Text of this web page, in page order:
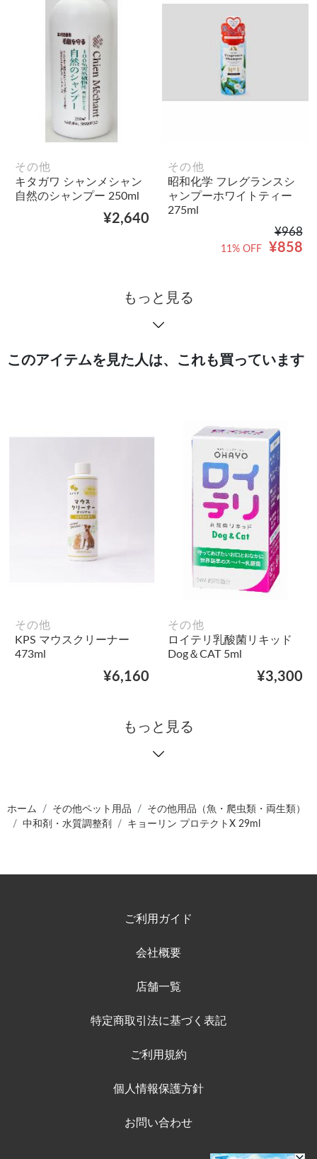
その他
キタガワ シャンメシャン
自然のシャンプー 250ml
¥2,640
その他
昭和化学 フレグランスシ
ャンプーホワイトティー
275ml
¥968
¥858
11% OFF
もっと見る
このアイテムを見た人は、これも買っています
その他
KPS マウスクリーナー
473ml
¥6,160
その他
ロイテリ乳酸菌リキッド
Dog＆CAT 5ml
¥3,300
もっと見る
ホーム その他ペット用品
その他用品（魚・爬虫類・両生類）
中和剤・水質調整剤
キョーリン プロテクトX 29ml
ご利用ガイド
会社概要
店舗一覧
特定商取引法に基づく表記
ご利用規約
個人情報保護方針
お問い合わせ